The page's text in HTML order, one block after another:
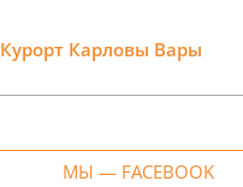
Курорт Карловы Вары
МЫ — FACEBOOK